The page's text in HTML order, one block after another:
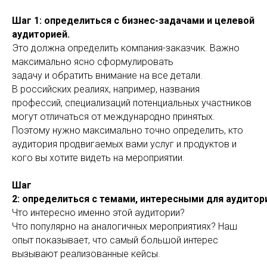
Шаг 1: определиться с бизнес-задачами и целевой
аудиторией.
Это должна определить компания-заказчик. Важно
максимально ясно сформулировать
задачу и обратить внимание на все детали.
В российских реалиях, например, названия
профессий, специализаций потенциальных участников
могут отличаться от международно принятых.
Поэтому нужно максимально точно определить, кто
аудитория продвигаемых вами услуг и продуктов и
кого вы хотите видеть на мероприятии.
Шаг
2: определиться с темами, интересными для
Что интересно именно этой аудитории?
Что популярно на аналогичных мероприятиях? Наш
опыт показывает, что самый большой интерес
вызывают реализованные кейсы.